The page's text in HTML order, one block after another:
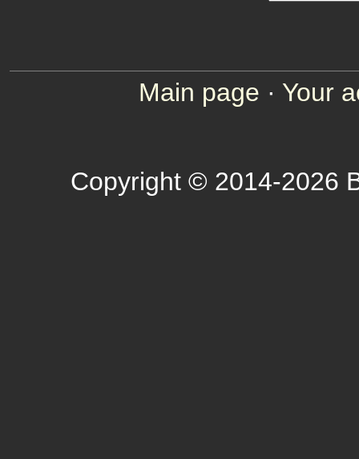
Main page · Your
Copyright © 2014-2026